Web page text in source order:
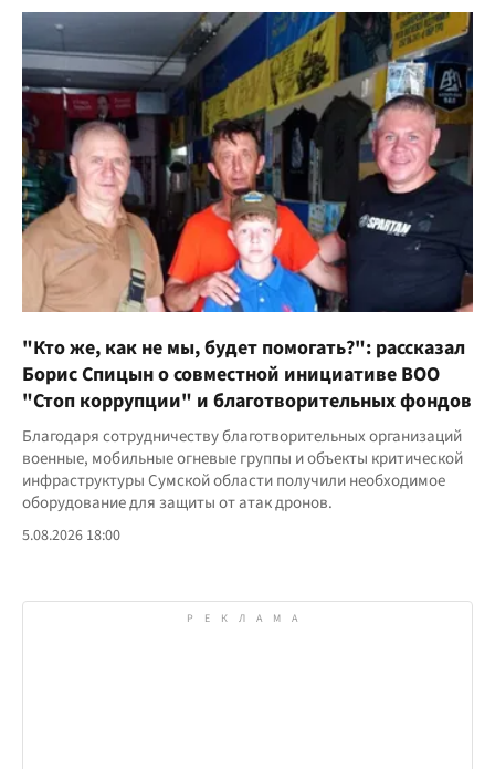
"Кто же, как не мы, будет помогать?": рассказал
Борис Спицын о совместной инициативе ВОО
"Стоп коррупции" и благотворительных фондов
Благодаря сотрудничеству благотворительных организаций
военные, мобильные огневые группы и объекты критической
инфраструктуры Сумской области получили необходимое
оборудование для защиты от атак дронов.
5.08.2026 18:00